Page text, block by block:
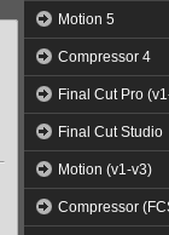
Motion 5
Compressor 4
Final Cut Pro
Final Cut Studio
Motion (v1-v3)
Compressor